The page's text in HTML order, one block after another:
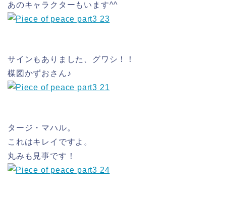
あのキャラクターもいます^^
サインもありました、グワシ！！
楳図かずおさん♪
タージ・マハル。
これはキレイですよ。
丸みも見事です！